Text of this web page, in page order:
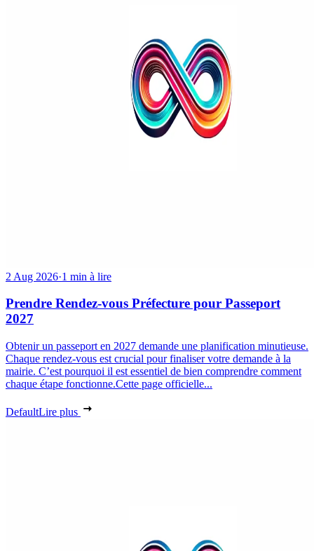
2 Aug 2026·1 min à lire
Prendre Rendez-vous Préfecture pour Passeport
2027
Obtenir un passeport en 2027 demande une planification minutieuse.
Chaque rendez-vous est crucial pour finaliser votre demande à la
mairie. C’est pourquoi il est essentiel de bien comprendre comment
chaque étape fonctionne.Cette page officielle...
DefaultLire plus